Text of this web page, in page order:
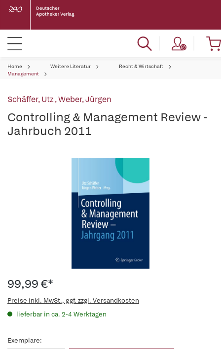
Home Weitere Literatur
Recht & Wirtschaft
Management
Schäffer, Utz,Weber, Jürgen
Controlling & Management Review -
Jahrbuch 2011
99,99 €*
Preise inkl. MwSt., ggf. zzgl. Versandkosten
lieferbar in ca. 2-4 Werktagen
Exemplare: